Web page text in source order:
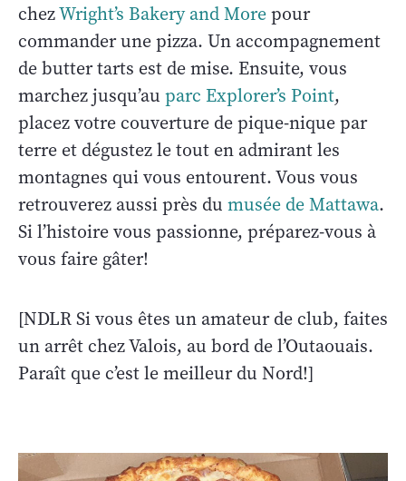
chezWright’s Bakery and Morepour
commander une pizza. Un accompagnement
de butter tarts est de mise. Ensuite, vous
marchez jusqu’au parc Explorer’s Point,
placez votre couverture de pique-nique par
terre et dégustez le tout en admirant les
montagnes qui vous entourent. Vous vous
retrouverez aussi près du musée de Mattawa.
Si l’histoire vous passionne, préparez-vous à
vous faire gâter!
[NDLR Si vous êtes un amateur de club, faites
un arrêt chez Valois, au bord de l’Outaouais.
Paraît que c’est le meilleur du Nord!]